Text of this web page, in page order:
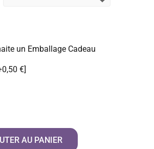
un Emballage Cadeau
€]
AU PANIER